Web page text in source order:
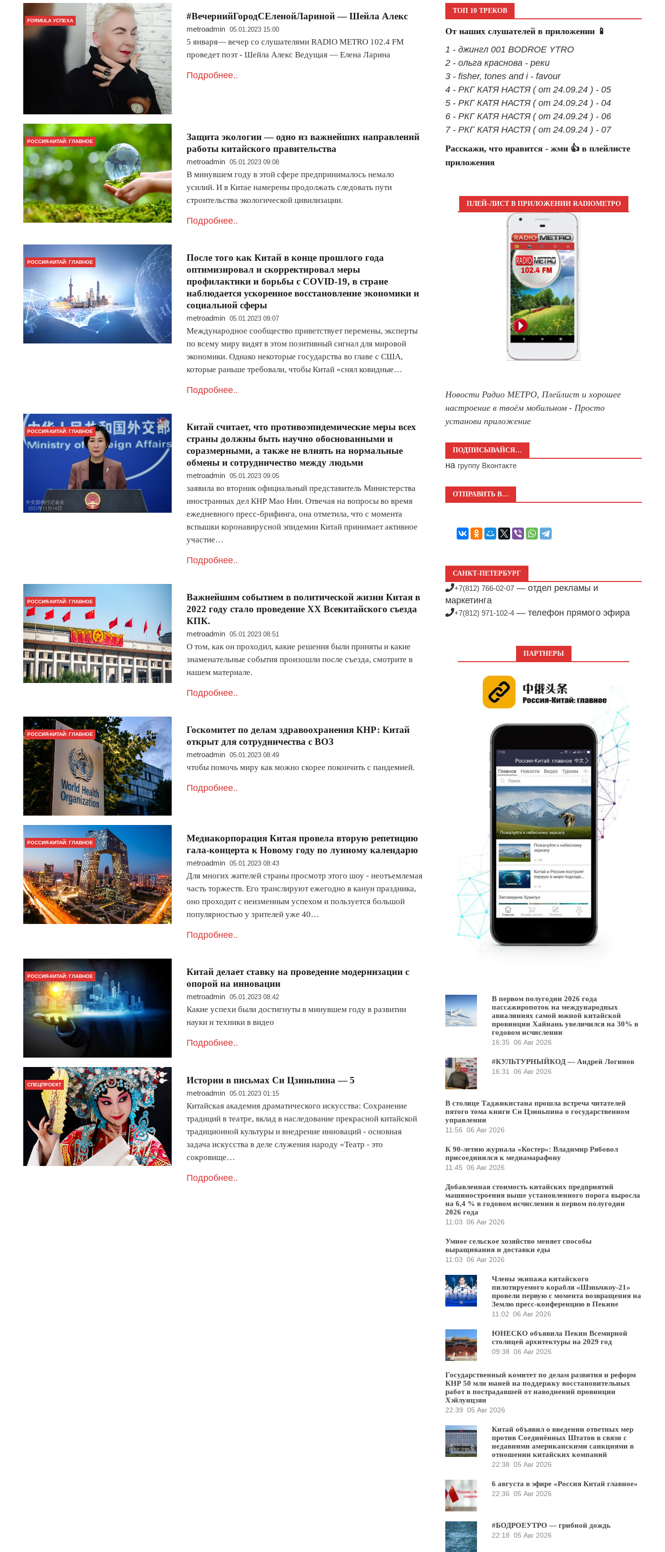
FORMULA УСПЕХА #ВечернийГородСЕленойЛариной — Шейла Алекс
metroadmin 05.01.2023 15:00
5 января— вечер со слушателями RADIO METRO 102.4 FM
проведет поэт - Шейла Алекс Ведущая — Елена Ларина
Подробнее..
РОССИЯ-КИТАЙ: ГЛАВНОЕ
Защита экологии — одно из важнейших направлений
работы китайского правительства
metroadmin 05.01.2023 09:08
В минувшем году в этой сфере предпринималось немало
усилий. И в Китае намерены продолжать следовать пути
строительства экологической цивилизации.
Подробнее..
РОССИЯ-КИТАЙ: ГЛАВНОЕ
После того как Китай в конце прошлого года
оптимизировал и скорректировал меры
профилактики и борьбы с COVID-19, в стране
наблюдается ускоренное восстановление экономики и
социальной сферы
metroadmin 05.01.2023 09:07
Международное сообщество приветствует перемены, эксперты
по всему миру видят в этом позитивный сигнал для мировой
экономики. Однако некоторые государства во главе с США,
которые раньше требовали, чтобы Китай «снял ковидные…
Подробнее..
РОССИЯ-КИТАЙ: ГЛАВНОЕ
Китай считает, что противоэпидемические меры всех
страны должны быть научно обоснованными и
соразмерными, а также не влиять на нормальные
обмены и сотрудничество между людьми
metroadmin 05.01.2023 09:05
заявила во вторник официальный представитель Министерства
иностранных дел КНР Мао Нин. Отвечая на вопросы во время
ежедневного пресс-брифинга, она отметила, что с момента
вспышки коронавирусной эпидемии Китай принимает активное
участие…
Подробнее..
РОССИЯ-КИТАЙ: ГЛАВНОЕ
Важнейшим событием в политической жизни Китая в
2022 году стало проведение XX Всекитайского съезда
КПК.
metroadmin 05.01.2023 08:51
О том, как он проходил, какие решения были приняты и какие
знаменательные события произошли после съезда, смотрите в
нашем материале.
Подробнее..
РОССИЯ-КИТАЙ: ГЛАВНОЕ
Госкомитет по делам здравоохранения КНР: Китай
открыт для сотрудничества с ВОЗ
metroadmin 05.01.2023 08:49
чтобы помочь миру как можно скорее покончить с пандемией.
Подробнее..
РОССИЯ-КИТАЙ: ГЛАВНОЕ
Медиакорпорация Китая провела вторую репетицию
гала-концерта к Новому году по лунному календарю
metroadmin 05.01.2023 08:43
Для многих жителей страны просмотр этого шоу - неотъемлемая
часть торжеств. Его транслируют ежегодно в канун праздника,
оно проходит с неизменным успехом и пользуется большой
популярностью у зрителей уже 40…
Подробнее..
РОССИЯ-КИТАЙ: ГЛАВНОЕ
Китай делает ставку на проведение модернизации с
опорой на инновации
metroadmin 05.01.2023 08:42
Какие успехи были достигнуты в минувшем году в развитии
науки и техники в видео
Подробнее..
СПЕЦПРОЕКТ Истории в письмах Си Цзиньпина — 5
metroadmin 05.01.2023 01:15
Китайская академия драматического искусства: Сохранение
традиций в театре, вклад в наследование прекрасной китайской
традиционной культуры и внедрение инноваций - основная
задача искусства в деле служения народу «Театр - это
сокровище…
Подробнее..
ТОП 10 ТРЕКОВ
От наших слушателей в приложении 📱
1 - джингл 001 BODROE YTRO
2 - ольга краснова - реки
3 - fisher, tones and i - favour
4 - РКГ КАТЯ НАСТЯ ( от 24.09.24 ) - 05
5 - РКГ КАТЯ НАСТЯ ( от 24.09.24 ) - 04
6 - РКГ КАТЯ НАСТЯ ( от 24.09.24 ) - 06
7 - РКГ КАТЯ НАСТЯ ( от 24.09.24 ) - 07
Расскажи, что нравится - жми 👍 в плейлисте
приложения
ПЛЕЙ-ЛИСТ В ПРИЛОЖЕНИИ RADIOМЕТРО
Новости Радио МЕТРО, Плейлист и хорошее
настроение в твоём мобильном - Просто
установи приложение
ПОДПИСЫВАЙСЯ…
на группу Вконтакте
ОТПРАВИТЬ В…
САНКТ-ПЕТЕРБУРГ
+7(812) 766-02-07 — отдел рекламы и
маркетинга
+7(812) 971-102-4 — телефон прямого эфира
ПАРТНЕРЫ
В первом полугодии 2026 года
пассажиропоток на международных
авиалиниях самой южной китайской
провинции Хайнань увеличился на 30% в
годовом исчислении
16:35 06 Авг 2026
#КУЛЬТУРНЫЙКОД — Андрей Логинов
16:31
06 Авг 2026
В столице Таджикистана прошла встреча читателей
пятого тома книги Си Цзиньпина о государственном
управлении
11:56 06 Авг 2026
К 90-летию журнала «Костер»: Владимир Рябовол
присоединился к медиамарафону
11:45 06 Авг 2026
Добавленная стоимость китайских предприятий
машиностроения выше установленного порога выросла
на 6,4 % в годовом исчислении в первом полугодии
2026 года
11:03 06 Авг 2026
Умное сельское хозяйство меняет способы
выращивания и доставки еды
11:03 06 Авг 2026
Члены экипажа китайского
пилотируемого корабля «Шэньчжоу-21»
провели первую с момента возвращения на
Землю пресс-конференцию в Пекине
11:02 06 Авг 2026
ЮНЕСКО объявила Пекин Всемирной
столицей архитектуры на 2029 год
09:38 06 Авг 2026
Государственный комитет по делам развития и реформ
КНР 50 млн юаней на поддержку восстановительных
работ в пострадавшей от наводнений провинции
Хэйлунцзян
22:39 05 Авг 2026
Китай объявил о введении ответных мер
против Соединённых Штатов в связи с
недавними американскими санкциями в
отношении китайских компаний
22:38 05 Авг 2026
6 августа в эфире «Россия Китай главное»
22:36 05 Авг 2026
#БОДРОЕУТРО — грибной дождь
22:18 05 Авг 2026